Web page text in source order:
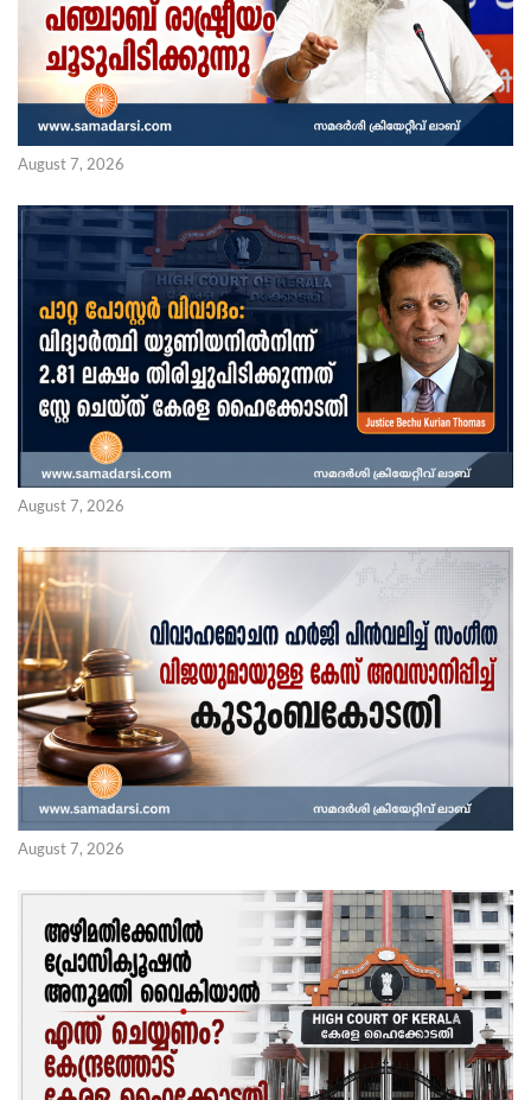
August 7, 2026
August 7, 2026
August 7, 2026